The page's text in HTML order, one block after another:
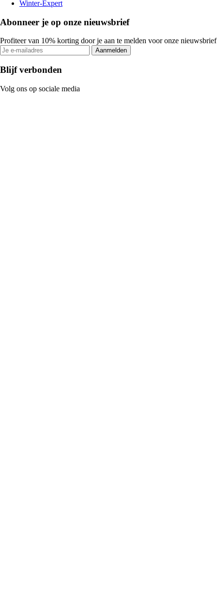
Winter-Expert
Abonneer je op onze nieuwsbrief
Profiteer van 10% korting door je aan te melden voor onze nieuwsbrief
Aanmelden
Blijf verbonden
Volg ons op sociale media